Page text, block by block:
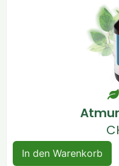
In den Warenkorb